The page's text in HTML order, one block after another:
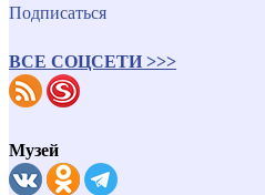
Подписаться
ВСЕ СОЦСЕТИ >>>
Музей